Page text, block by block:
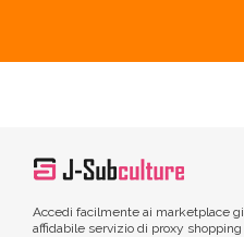
Accedi facilmente ai marketplace
affidabile servizio di proxy shopping